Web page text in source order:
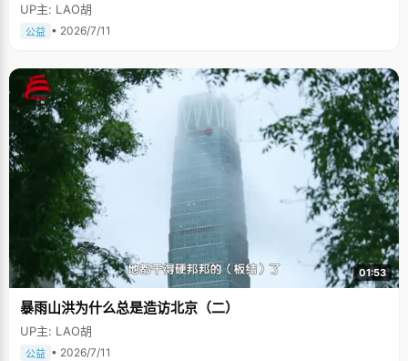
UP主: LAO胡
公益 • 2026/7/11
01:53
暴雨山洪为什么总是造访北京（二）
UP主: LAO胡
公益 • 2026/7/11